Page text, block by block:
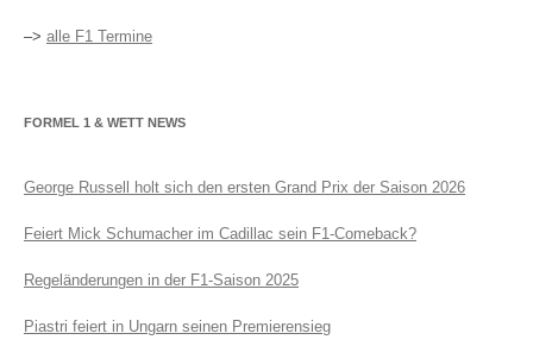
–> alle F1 Termine
FORMEL 1 & WETT NEWS
George Russell holt sich den ersten Grand Prix der Saison 2026
Feiert Mick Schumacher im Cadillac sein F1-Comeback?
Regeländerungen in der F1-Saison 2025
Piastri feiert in Ungarn seinen Premierensieg